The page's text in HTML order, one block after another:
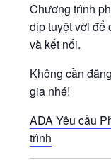
Chương trình
dịp tuyệt vời để
và kết nối.
Không cần
gia nhé!
ADA Yêu cầu
trình